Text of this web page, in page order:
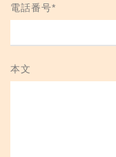
電話番号*
本文